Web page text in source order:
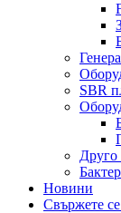
SBR
Друго
Новини
Свържете